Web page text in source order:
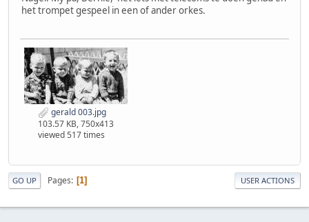
het trompet gespeel in een of ander orkes.
gerald 003.jpg
103.57 KB, 750x413
viewed 517 times
GO UP Pages 1 USER ACTIONS